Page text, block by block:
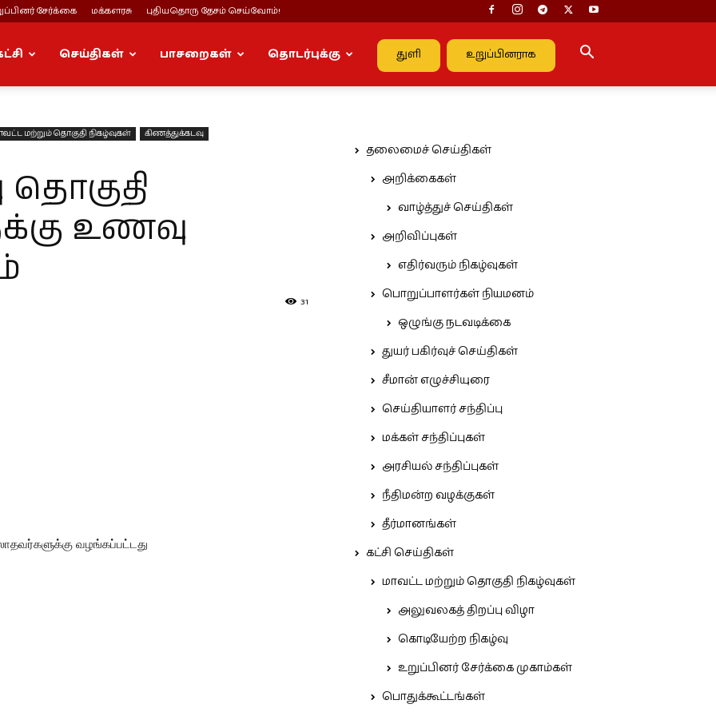
சேர்க்கை மக்களரசு புதியதொரு தேசம் செய்வோம்!
துளி உறுப்பினராக
செய்திகள் பாசறைகள் தொடர்புக்கு
மற்றும் தொகுதி நிகழ்வுகள்
கிணத்துக்கடவு
தொகுதி
உணவு
31
வழங்கப்பட்டது
தலைமைச் செய்திகள்
அறிக்கைகள்
வாழ்த்துச் செய்திகள்
அறிவிப்புகள்
எதிர்வரும் நிகழ்வுகள்
பொறுப்பாளர்கள் நியமனம்
ஒழுங்கு நடவடிக்கை
துயர் பகிர்வுச் செய்திகள்
சீமான் எழுச்சியுரை
செய்தியாளர் சந்திப்பு
மக்கள் சந்திப்புகள்
அரசியல் சந்திப்புகள்
நீதிமன்ற வழக்குகள்
தீர்மானங்கள்
கட்சி செய்திகள்
மாவட்ட மற்றும் தொகுதி நிகழ்வுகள்
அலுவலகத் திறப்பு விழா
கொடியேற்ற நிகழ்வு
உறுப்பினர் சேர்க்கை முகாம்கள்
பொதுக்கூட்டங்கள்